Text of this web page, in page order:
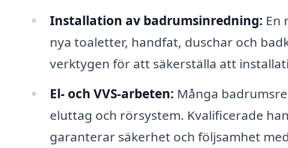
Installation av badrumsinredning: En
nya toaletter, handfat, duschar och
verktygen för att säkerställa att
El- och VVS-arbeten: Många
eluttag och rörsystem. Kvalificerade
garanterar säkerhet och följsamhet